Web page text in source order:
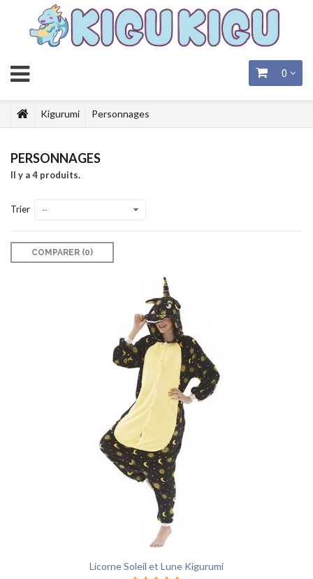
0
Kigurumi Personnages
PERSONNAGES
Il y a 4 produits.
Trier --
COMPARER (0)‎
Licorne Soleil et Lune Kigurumi